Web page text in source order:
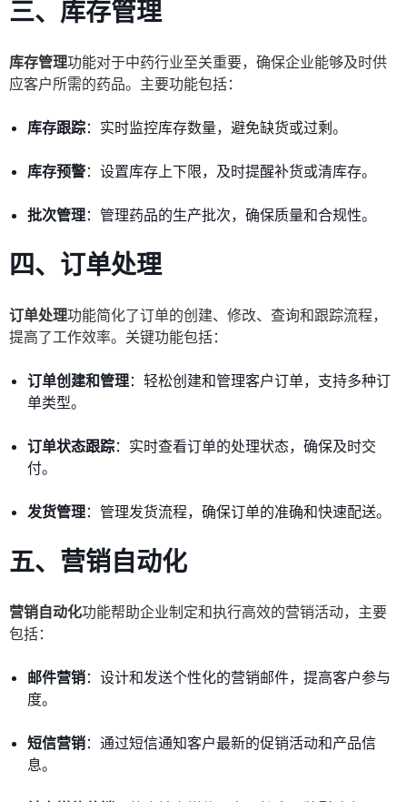
三、库存管理
库存管理功能对于中药行业至关重要，确保企业能够及时供
应客户所需的药品。主要功能包括：
库存跟踪：实时监控库存数量，避免缺货或过剩。
库存预警：设置库存上下限，及时提醒补货或清库存。
批次管理：管理药品的生产批次，确保质量和合规性。
四、订单处理
订单处理功能简化了订单的创建、修改、查询和跟踪流程，
提高了工作效率。关键功能包括：
订单创建和管理：轻松创建和管理客户订单，支持多种订
单类型。
订单状态跟踪：实时查看订单的处理状态，确保及时交
付。
发货管理：管理发货流程，确保订单的准确和快速配送。
五、营销自动化
营销自动化功能帮助企业制定和执行高效的营销活动，主要
包括：
邮件营销：设计和发送个性化的营销邮件，提高客户参与
度。
短信营销：通过短信通知客户最新的促销活动和产品信
息。